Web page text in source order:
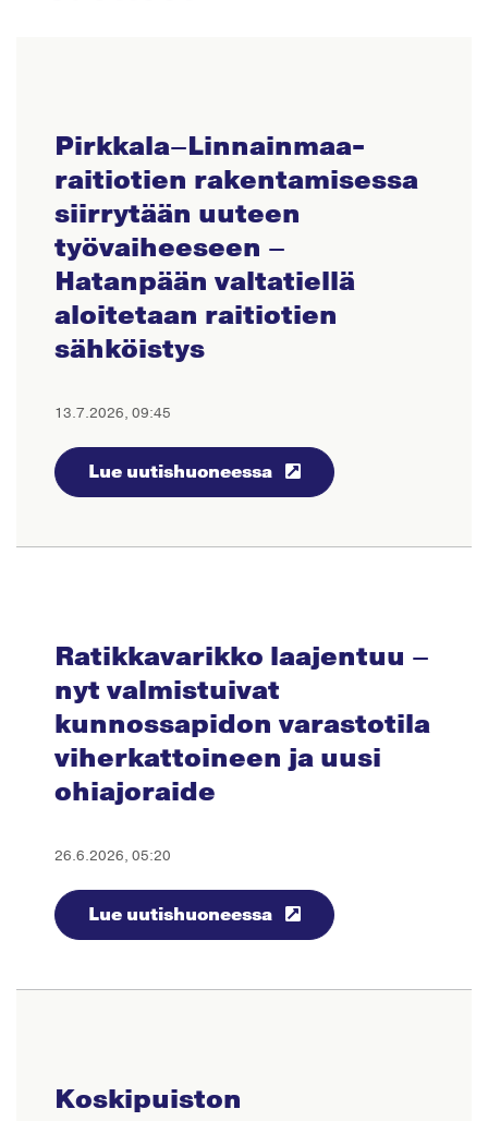
Pirkkala–Linnainmaa-
raitiotien rakentamisessa
siirrytään uuteen
työvaiheeseen –
Hatanpään valtatiellä
aloitetaan raitiotien
sähköistys
13.7.2026, 09:45
Lue uutishuoneessa
Ratikkavarikko laajentuu –
nyt valmistuivat
kunnossapidon varastotila
viherkattoineen ja uusi
ohiajoraide
26.6.2026, 05:20
Lue uutishuoneessa
Koskipuiston